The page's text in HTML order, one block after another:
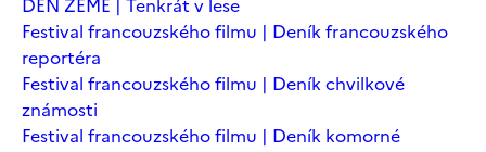
Festival francouzského filmu | Deník francouzského
reportéra
Festival francouzského filmu | Deník chvilkové
známosti
Festival francouzského filmu | Deník komorné